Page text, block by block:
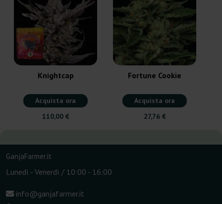
Knightcap
Acquista ora
110,00 €
Fortune Cookie
Acquista ora
27,76 €
GanjaFarmer.it
Lunedì - Venerdì / 10:00 - 16:00
info@ganjafarmer.it